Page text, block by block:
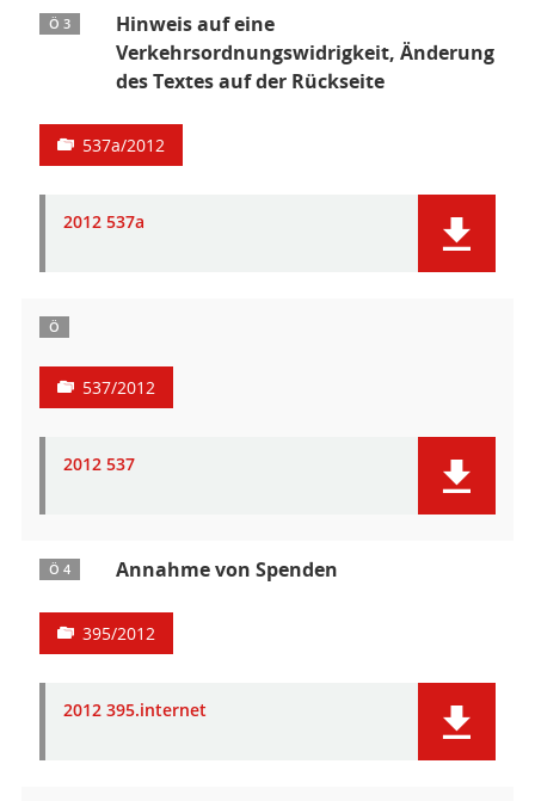
Ö 3
Hinweis auf eine
Verkehrsordnungswidrigkeit, Änderung
des Textes auf der Rückseite
537a/2012
2012 537a
Ö
537/2012
2012 537
Ö 4 Annahme von Spenden
395/2012
2012 395.internet